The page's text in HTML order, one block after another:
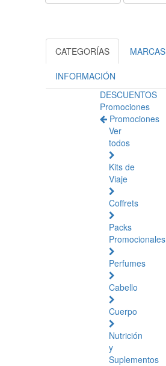
CATEGORÍAS MARCAS
INFORMACIÓN
DESCUENTOS
Promociones
Promociones
Ver
todos
Kits de
Viaje
Coffrets
Packs
Promocionales
Perfumes
Cabello
Cuerpo
Nutrición
y
Suplementos